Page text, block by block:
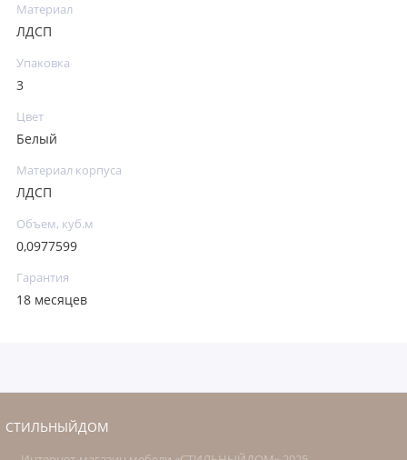
Материал
ЛДСП
Упаковка
3
Цвет
Белый
Материал корпуса
ЛДСП
Объем, куб.м
0,0977599
Гарантия
18 месяцев
СТИЛЬНЫЙДОМ